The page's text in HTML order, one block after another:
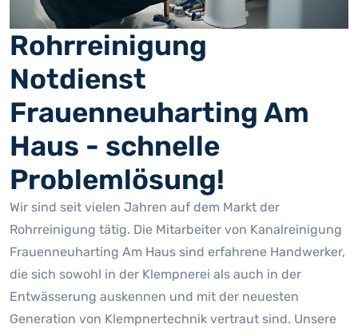
Rohrreinigung
Notdienst
Frauenneuharting Am
Haus - schnelle
Problemlösung!
Wir sind seit vielen Jahren auf dem Markt der
Rohrreinigung tätig. Die Mitarbeiter von Kanalreinigung
Frauenneuharting Am Haus sind erfahrene Handwerker,
die sich sowohl in der Klempnerei als auch in der
Entwässerung auskennen und mit der neuesten
Generation von Klempnertechnik vertraut sind. Unsere